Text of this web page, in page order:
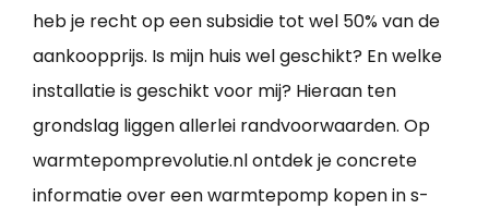
heb je recht op een subsidie tot wel 50% van de
aankoopprijs. Is mijn huis wel geschikt? En welke
installatie is geschikt voor mij? Hieraan ten
grondslag liggen allerlei randvoorwaarden. Op
warmtepomprevolutie.nl ontdek je concrete
informatie over een warmtepomp kopen in s-